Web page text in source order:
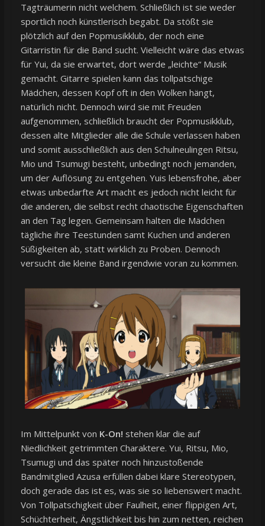
Tagträumerin nicht welchem. Schließlich ist sie weder
sportlich noch künstlerisch begabt. Da stößt sie
plötzlich auf den Popmusikklub, der noch eine
Gitarristin für die Band sucht. Vielleicht wäre das etwas
für Yui, da sie erwartet, dort werde „leichte“ Musik
gemacht. Gitarre spielen kann das tollpatschige
Mädchen, dessen Kopf oft in den Wolken hängt,
natürlich nicht. Dennoch wird sie mit Freuden
aufgenommen, schließlich braucht der Popmusikklub,
dessen alte Mitglieder alle die Schule verlassen haben
und somit ausschließlich aus den Schulneulingen Ritsu,
Mio und Tsumugi besteht, unbedingt noch jemanden,
um der Auflösung zu entgehen. Yuis lebensfrohe, aber
etwas unbedarfte Art macht es jedoch nicht leicht für
die anderen, die selbst recht chaotische Eigenschaften
an den Tag legen. Gemeinsam halten die Mädchen
tägliche ihre Teestunden samt Kuchen und anderen
Süßigkeiten ab, statt wirklich zu Proben. Dennoch
versucht die kleine Band irgendwie voran zu kommen.
Im Mittelpunkt von K-On! stehen klar die auf
Niedlichkeit getrimmten Charaktere. Yui, Ritsu, Mio,
Tsumugi und das später noch hinzustoßende
Bandmitglied Azusa erfüllen dabei klare Stereotypen,
doch gerade das ist es, was sie so liebenswert macht.
Von Tollpatschigkeit über Faulheit, einer flippigen Art,
Schüchterheit, Ängstlichkeit bis hin zum netten, reichen